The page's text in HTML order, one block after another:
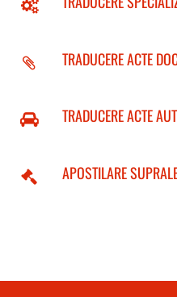
TRADUCERE ACTE
TRADUCERE ACTE
APOSTILARE